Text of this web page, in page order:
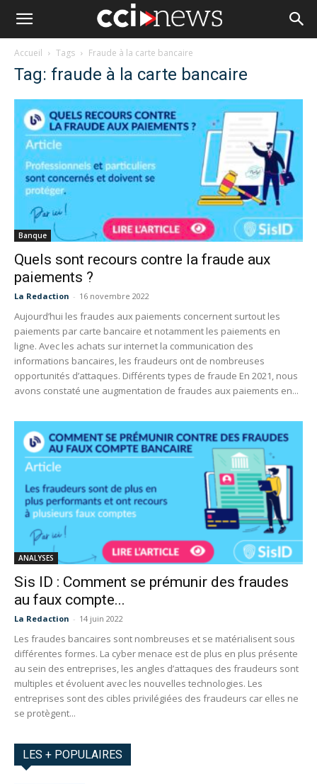
Accueil Tags Fraude à la carte bancaire
Tag: fraude à la carte bancaire
Banque
Quels sont recours contre la fraude aux
paiements ?
La Redaction - 16 novembre 2022
Aujourd’hui les fraudes aux paiements concernent surtout les
paiements par carte bancaire et notamment les paiements en
ligne. Avec les achats sur internet la communication des
informations bancaires, les fraudeurs ont de nombreuses
opportunités d’attaques. Différents types de fraude En 2021, nous
avons constaté une augmentation de fraudes aux paiements en...
ANALYSES
Sis ID : Comment se prémunir des fraudes
au faux compte...
La Redaction - 14 juin 2022
Les fraudes bancaires sont nombreuses et se matérialisent sous
différentes formes. La cyber menace est de plus en plus présente
au sein des entreprises, les angles d’attaques des fraudeurs sont
multiples et évoluent avec les nouvelles technologies. Les
entreprises sont des cibles privilégiées des fraudeurs car elles ne
se protègent...
LES + POPULAIRES